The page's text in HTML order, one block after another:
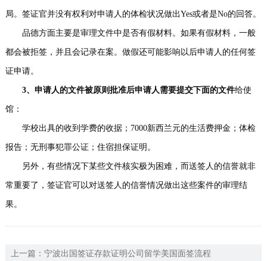
局。签证官并没有权利对申请人的体检状况做出Yes或者是No的回答。
品德方面主要是审理文件中是否有假材料。如果有假材料，一般
都会被拒签，并且会记录在案。做假还可能影响以后申请人的任何签
证申请。
3、申请人的文件被原则批准后申请人需要提交下面的文件给使
馆：
学校出具的收到学费的收据；7000新西兰元的生活费押金；体检
报告；无刑事犯罪公证；住宿担保证明。
另外，有些情况下某些文件核实极为困难，而送签人的信誉就非
常重要了，签证官可以对送签人的信誉情况做出这些案件的审理结
果。
上一篇： 宁波出国签证存款证明公司留学美国面签流程